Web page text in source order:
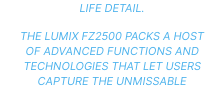
LIFE DETAIL.
THE LUMIX FZ2500 PACKS A HOST
OF ADVANCED FUNCTIONS AND
TECHNOLOGIES THAT LET USERS
CAPTURE THE UNMISSABLE